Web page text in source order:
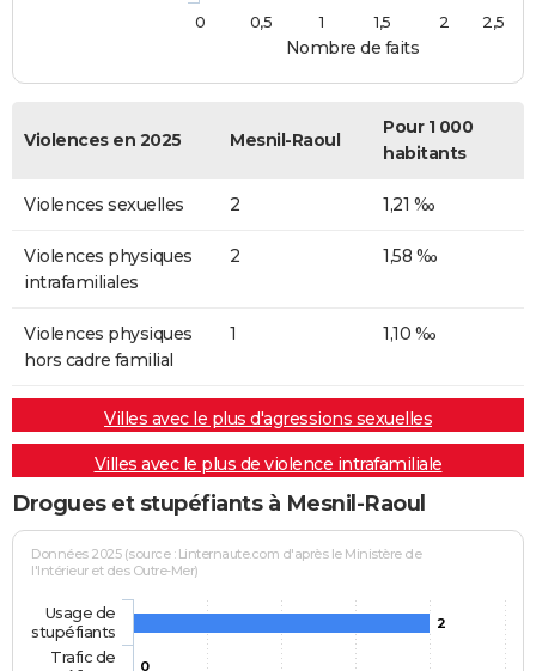
Nombre de faits
0
0,5 1 1,5 2 2,5
Violences en 2025 Mesnil-Raoul
Pour 1 000
habitants
Violences sexuelles 2 1,21 ‰
Violences physiques
intrafamiliales
2 1,58 ‰
Violences physiques
hors cadre familial
1 1,10 ‰
Villes avec le plus d'agressions sexuelles
Villes avec le plus de violence intrafamiliale
Drogues et stupéfiants à Mesnil-Raoul
Données 2025 (source : Linternaute.com d'après le Ministère de
l'Intérieur et des Outre-Mer)
2
0
Usage de
stupéfiants
Trafic de